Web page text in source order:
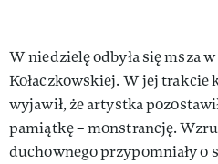
W niedzielę odbyła się msza
Kołaczkowskiej. W jej trakcie
wyjawił, że artystka
pamiątkę – monstrancję.
duchownego przypomniały o